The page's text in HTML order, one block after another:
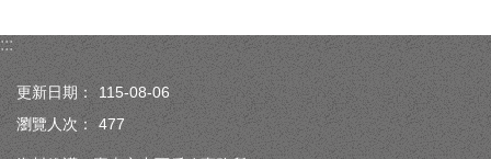
:::
更新日期：
115-08-06
瀏覽人次：
477